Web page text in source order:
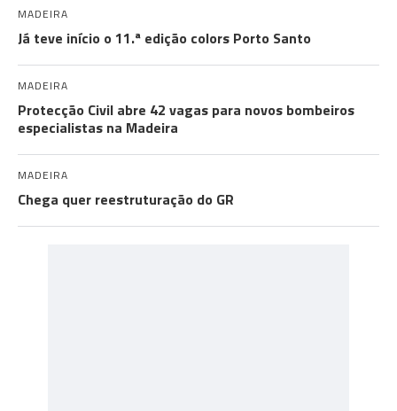
MADEIRA
Já teve início o 11.ª edição colors Porto Santo
MADEIRA
Protecção Civil abre 42 vagas para novos bombeiros
especialistas na Madeira
MADEIRA
Chega quer reestruturação do GR